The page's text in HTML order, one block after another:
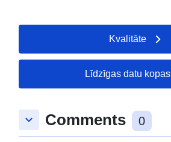
Kvalitāte
Līdzīgas datu kopas
keyboard_arrow_down Comments 0